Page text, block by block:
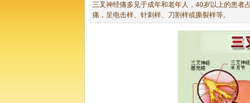
三叉神经痛多见于成年和老年人，40岁以上的患者
痛，呈电击样、针刺样、刀割样或撕裂样等。